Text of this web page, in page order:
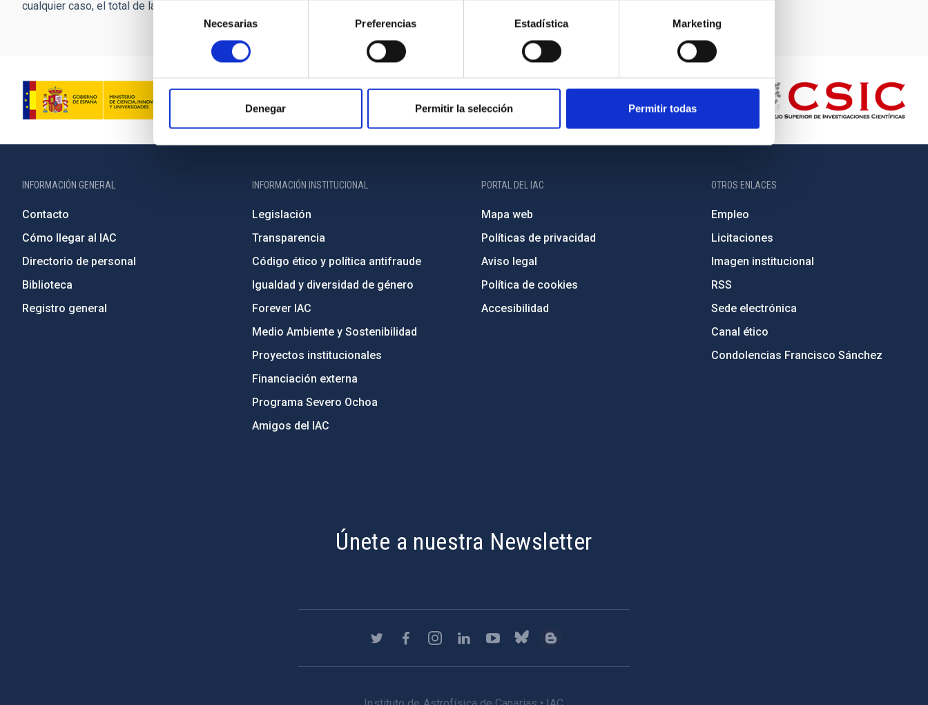
Selección
consentimiento
Necesarias Preferencias Estadística Marketing
Denegar Permitir la selección Permitir todas
cualquier caso, el total de la ayuda no puede exceder los 48 meses.
INFORMACIÓN GENERAL
Contacto
Cómo llegar al IAC
Directorio de personal
Biblioteca
Registro general
INFORMACIÓN INSTITUCIONAL
Legislación
Transparencia
Código ético y política antifraude
Igualdad y diversidad de género
Forever IAC
Medio Ambiente y Sostenibilidad
Proyectos institucionales
Financiación externa
Programa Severo Ochoa
Amigos del IAC
PORTAL DEL IAC
Mapa web
Políticas de privacidad
Aviso legal
Política de cookies
Accesibilidad
OTROS ENLACES
Empleo
Licitaciones
Imagen institucional
RSS
Sede electrónica
Canal ético
Condolencias Francisco Sánchez
Únete a nuestra Newsletter